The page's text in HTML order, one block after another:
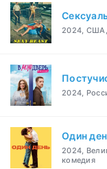
2024,
2024,
Один
2024,
комедия